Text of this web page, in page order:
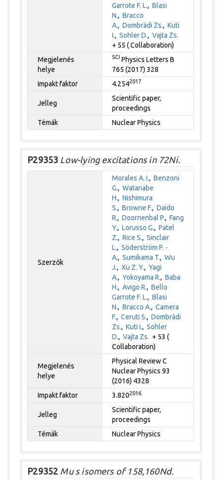
Garrote F. L.,Blasi
N.,Bracco
A.,Dombrádi Zs.,Kuti
I.,Sohler D.,Vajta Zs.
+ 55 ( Collaboration)
Megjelenés
helye
SCI Physics Letters B
765 (2017) 328
Impakt faktor
4.2542017
Jelleg
Scientific paper,
proceedings
Témák
Nuclear Physics
P29353 Low-lying excitations in 72Ni.
Szerzők
Morales A. I.,Benzoni
G.,Watanabe
H.,Nishimura
S.,Browne F.,Daido
R.,Doornenbal P.,Fang
Y.,Lorusso G.,Patel
Z.,Rice S.,Sinclair
L.,Söderström P. -
A.,Sumikama T.,Wu
J.,Xu Z. Y.,Yagi
A.,Yokoyama R.,Baba
H.,Avigo R.,Bello
Garrote F. L.,Blasi
N.,Bracco A.,Camera
F.,Ceruti S.,Dombrádi
Zs.,Kuti I.,Sohler
D.,Vajta Zs. + 53 (
Collaboration)
Megjelenés
helye
Physical Review C
Nuclear Physics 93
(2016) 4328
Impakt faktor
3.8202016
Jelleg
Scientific paper,
proceedings
Témák
Nuclear Physics
P29352 Mu s isomers of 158,160Nd.